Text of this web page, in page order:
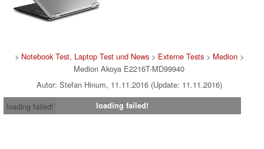
> Notebook Test, Laptop Test und News> Externe Tests> Medion>
Medion Akoya E2216T-MD99940
Autor: Stefan Hinum, 11.11.2016 (Update: 11.11.2016)
loading failed!
loading failed!